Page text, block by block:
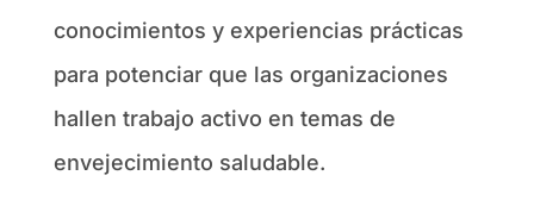
conocimientos y experiencias prácticas
para potenciar que las organizaciones
hallen trabajo activo en temas de
envejecimiento saludable.